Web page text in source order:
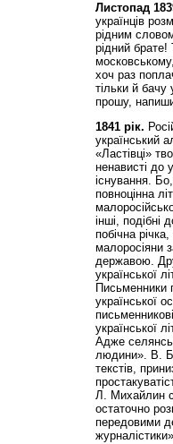
Листопад
українців
рідним
рідний
хоч раз
тільки й
прошу,
1841 рік.
український
«Ластівці»
ненависті до
існування.
повноцінна
інші, подібні
побічна
малоросіяни
державою.
української
Письменники
української
української
Адже
людини». В.
текстів,
Л. Михайлин
остаточно
передовими